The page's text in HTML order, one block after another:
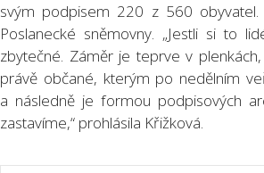
svým podpisem 220 z 560
Poslanecké sněmovny. „Jestli si to
zbytečné. Záměr je teprve v
právě občané, kterým po nedělním
a následně je formou podpisových
zastavíme,“ prohlásila Křižková.